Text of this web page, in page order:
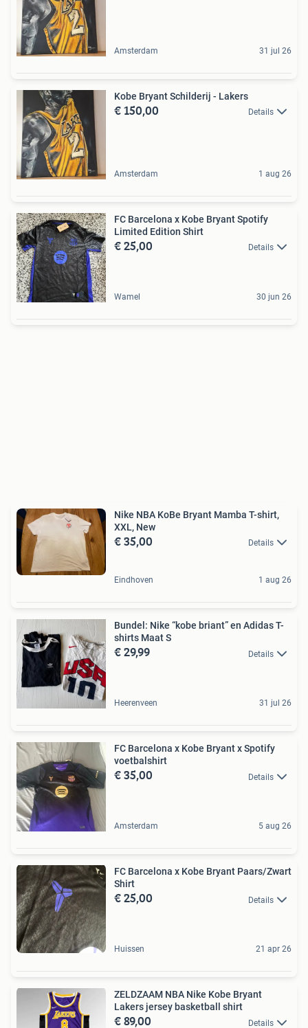
Amsterdam 31 jul 26
Kobe Bryant Schilderij - Lakers
€ 150,00 Details
Amsterdam 1 aug 26
FC Barcelona x Kobe Bryant Spotify
Limited Edition Shirt
€ 25,00 Details
Wamel 30 jun 26
Nike NBA KoBe Bryant Mamba T-shirt,
XXL, New
€ 35,00 Details
Eindhoven 1 aug 26
Bundel: Nike “kobe briant” en Adidas T-
shirts Maat S
€ 29,99 Details
Heerenveen 31 jul 26
FC Barcelona x Kobe Bryant x Spotify
voetbalshirt
€ 35,00 Details
Amsterdam 5 aug 26
FC Barcelona x Kobe Bryant Paars/Zwart
Shirt
€ 25,00 Details
Huissen 21 apr 26
ZELDZAAM NBA Nike Kobe Bryant
Lakers jersey basketball shirt
€ 89,00 Details